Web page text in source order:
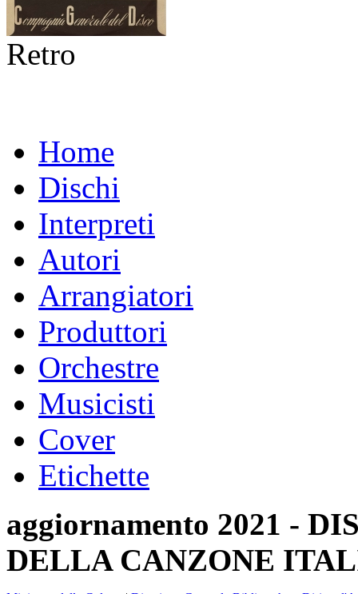
Retro
Home
Dischi
Interpreti
Autori
Arrangiatori
Produttori
Orchestre
Musicisti
Cover
Etichette
aggiornamento 2021 -
DELLA CANZONE